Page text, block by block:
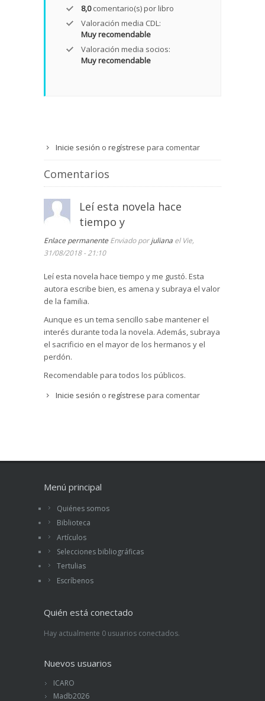
8,0comentario(s) por libro
Valoración media CDL:
Muy recomendable
Valoración media socios:
Muy recomendable
Inicie sesión o regístrese para comentar
Comentarios
Leí esta novela hace
tiempo y
Enlace permanente Enviado porjuliana el Vie,
31/08/2018 - 21:10
Leí esta novela hace tiempo y me gustó. Esta
autora escribe bien, es amena y subraya el valor
de la familia.
Aunque es un tema sencillo sabe mantener el
interés durante toda la novela. Además, subraya
el sacrificio en el mayor de los hermanos y el
perdón.
Recomendable para todos los públicos.
Inicie sesión o regístrese para comentar
Menú principal
Quiénes somos
Biblioteca
Artículos
Selecciones bibliográficas
Tertulias
Escríbenos
Quién está conectado
Hay actualmente 0 usuarios conectados.
Nuevos usuarios
ICARO
Madb2026